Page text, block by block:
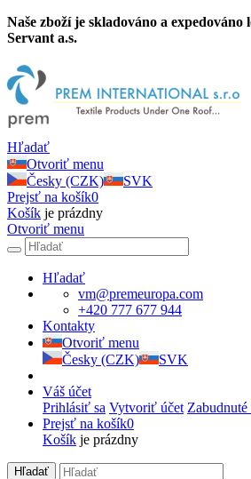
Naše zboží je skladováno a
Servant a.s.
Hľadať
Otvoriť menu
Česky (CZK)
SVK
Prejsť na košík0
Košík je prázdny
Otvoriť menu
Hľadať
vm@premeuropa.com
+420 777 677 944
Kontakty
Otvoriť menu
Česky (CZK)
SVK
Váš účet
Prihlásiť sa Vytvoriť účet Zabudnuté
Prejsť na košík0
Košík je prázdny
Hľadať